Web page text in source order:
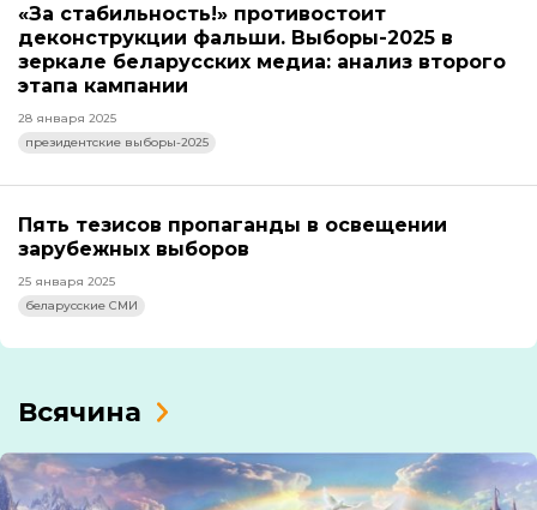
«За стабильность!» противостоит
деконструкции фальши. Выборы-2025 в
зеркале беларусских медиа: анализ второго
этапа кампании
28 января 2025
президентские выборы-2025
Пять тезисов пропаганды в освещении
зарубежных выборов
25 января 2025
беларусские СМИ
Всячина